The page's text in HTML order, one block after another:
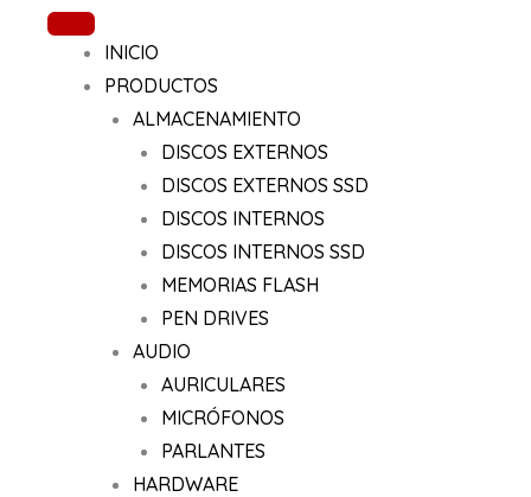
contenido
INICIO
PRODUCTOS
ALMACENAMIENTO
DISCOS EXTERNOS
DISCOS EXTERNOS SSD
DISCOS INTERNOS
DISCOS INTERNOS SSD
MEMORIAS FLASH
PEN DRIVES
AUDIO
AURICULARES
MICRÓFONOS
PARLANTES
HARDWARE